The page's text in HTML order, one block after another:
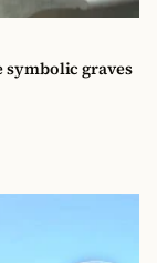
symbolic graves